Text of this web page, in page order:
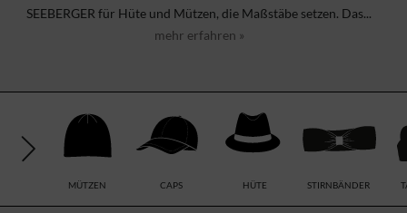
SEEBERGER für Hüte und Mützen, die Maßstäbe setzen. Das...
mehr erfahren »
MÜTZEN CAPS HÜTE STIRNBÄNDER